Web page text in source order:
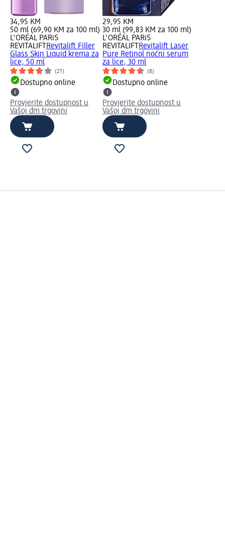
34,95 KM
50 ml (69,90 KM za 100 ml)
L'ORÉAL PARiS
REVITALIFT
Revitalift Filler
Glass Skin Liquid krema za
lice, 50 ml
(21)
Dostupno online
Provjerite dostupnost u
Vašoj dm trgovini
29,95 KM
30 ml (99,83 KM za 100 ml)
L'ORÉAL PARiS
REVITALIFT
Revitalift Laser
Pure Retinol noćni serum
za lice, 30 ml
(8)
Dostupno online
Provjerite dostupnost u
Vašoj dm trgovini